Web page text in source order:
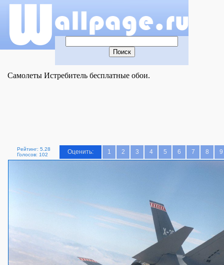
Самолеты Истребитель бесплатные обои.
Рейтинг: 5.28
Голосов: 102
Оценить: 1 2 3 4 5 6 7 8 9